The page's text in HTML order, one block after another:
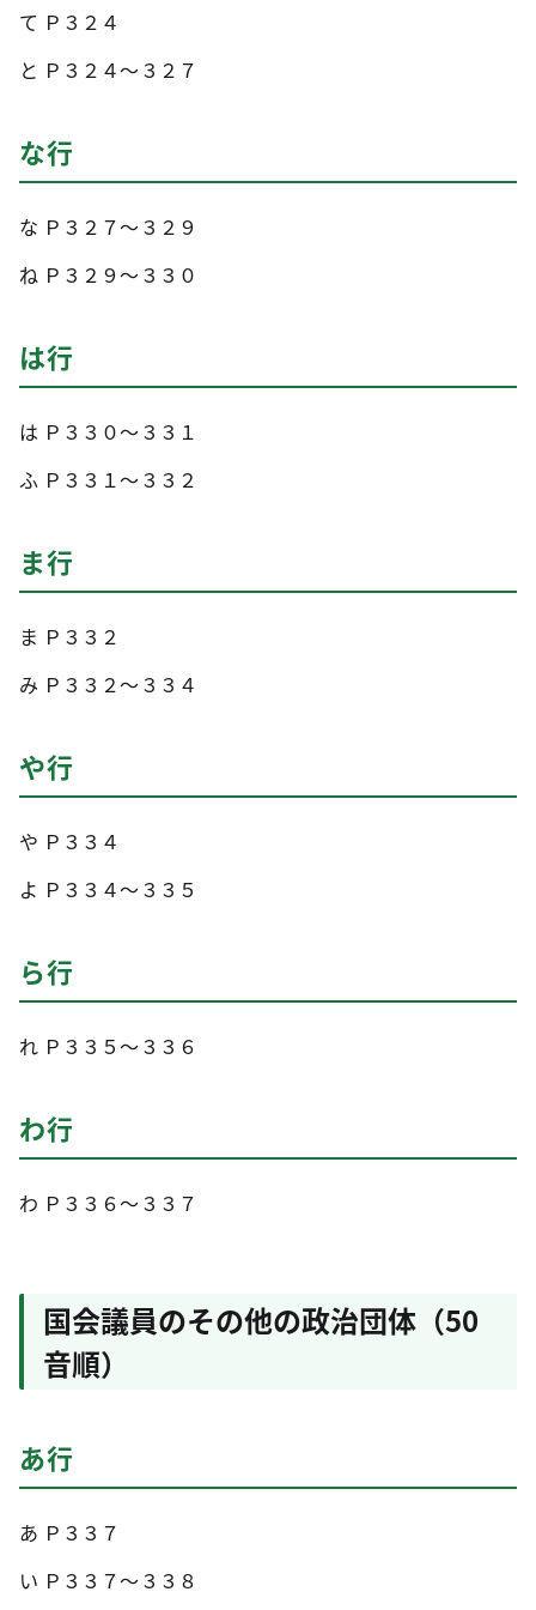
て Ｐ３２４
と Ｐ３２４～３２７
な行
な Ｐ３２７～３２９
ね Ｐ３２９～３３０
は行
は Ｐ３３０～３３１
ふ Ｐ３３１～３３２
ま行
ま Ｐ３３２
み Ｐ３３２～３３４
や行
や Ｐ３３４
よ Ｐ３３４～３３５
ら行
れ Ｐ３３５～３３６
わ行
わ Ｐ３３６～３３７
国会議員のその他の政治団体（50
音順）
あ行
あ Ｐ３３７
い Ｐ３３７～３３８